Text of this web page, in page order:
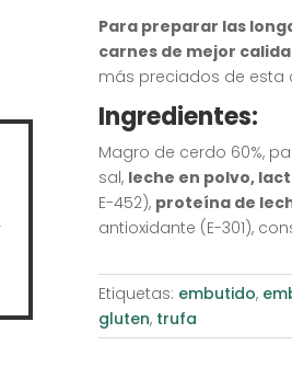
Para preparar las
carnes de mejor
más preciados de esta
Ingredientes:
Magro de cerdo 60%,
sal, leche en polvo,
E-452), proteína de
antioxidante (E-301),
Etiquetas: embutido,
gluten, trufa